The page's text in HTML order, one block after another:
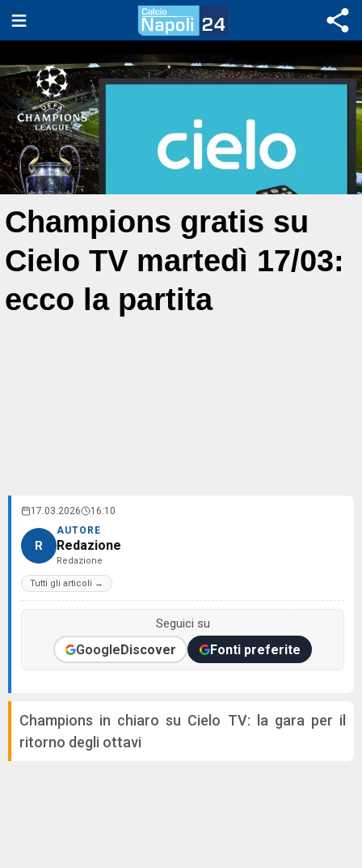
Champions gratis su
Cielo TV martedì 17/03:
ecco la partita
17.03.2026 16:10
R
AUTORE
Redazione
Redazione
Tutti gli articoli →
Seguici su
GoogleDiscover Fonti preferite
Champions in chiaro su Cielo TV: la gara per il
ritorno degli ottavi